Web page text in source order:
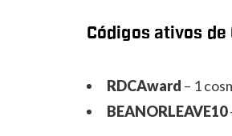
Códigos ativos de
RDCAward – 1
BEANORLEAVE10